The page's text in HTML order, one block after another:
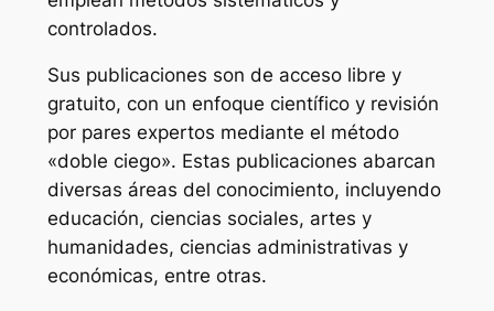
controlados.
Sus publicaciones son de acceso libre y
gratuito, con un enfoque científico y revisión
por pares expertos mediante el método
«doble ciego». Estas publicaciones abarcan
diversas áreas del conocimiento, incluyendo
educación, ciencias sociales, artes y
humanidades, ciencias administrativas y
económicas, entre otras.